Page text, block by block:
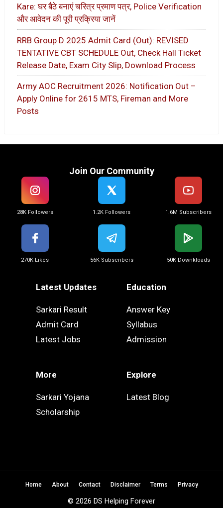
Kare: घर बैठे बनाएं चरित्र प्रमाण पत्र, Police Verification
और आवेदन की पूरी प्रक्रिया जानें
RRB Group D 2025 Admit Card (Out): REVISED
TENTATIVE CBT SCHEDULE Out, Check Hall Ticket
Release Date, Exam City Slip, Download Process
Army AOC Recruitment 2026: Notification Out –
Apply Online for 2615 MTS, Fireman and More
Posts
Join Our Community
28K Followers 1.2K Followers 1.6M Subscribers
270K Likes 56K Subscribers 50K Downkloads
Latest Updates
Sarkari Result
Admit Card
Latest Jobs
Education
Answer Key
Syllabus
Admission
More
Sarkari Yojana
Scholarship
Explore
Latest Blog
Home About Contact Disclaimer Terms Privacy
© 2026 DS Helping Forever